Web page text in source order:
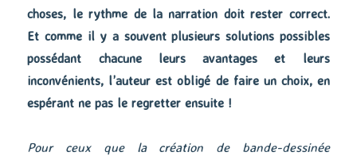
choses, le rythme de la narration doit rester correct.
Et comme il y a souvent plusieurs solutions possibles
possédant chacune leurs avantages et leurs
inconvénients, l’auteur est obligé de faire un choix, en
espérant ne pas le regretter ensuite !
Pour ceux que la création de bande-dessinée